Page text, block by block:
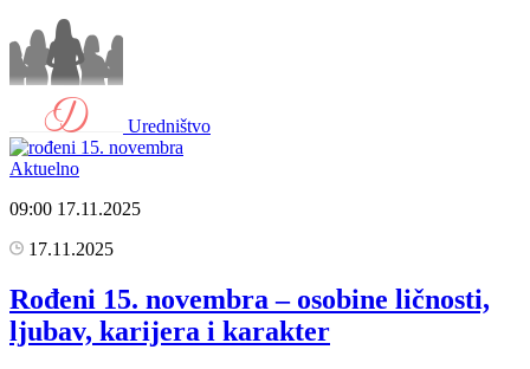
Uredništvo
Aktuelno
09:00 17.11.2025
17.11.2025
Rođeni 15. novembra – osobine ličnosti,
ljubav, karijera i karakter